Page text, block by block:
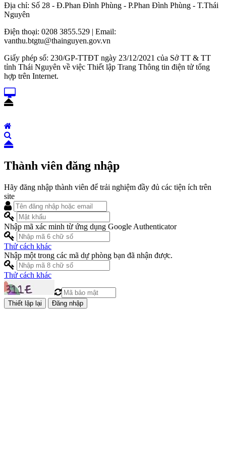
Địa chỉ: Số 28 - Đ.Phan Đình Phùng - P.Phan Đình Phùng - T.Thái
Nguyên
Điện thoại: 0208 3855.529 | Email:
vanthu.btgtu@thainguyen.gov.vn
Giấy phép số: 230/GP-TTĐT ngày 23/12/2021 của Sở TT & TT
tỉnh Thái Nguyên về việc Thiết lập Trang Thông tin điện tử tổng
hợp trên Internet.
Thành viên đăng nhập
Hãy đăng nhập thành viên để trải nghiệm đầy đủ các tiện ích trên
site
Nhập mã xác minh từ ứng dụng Google Authenticator
Thử cách khác
Nhập một trong các mã dự phòng bạn đã nhận được.
Thử cách khác
Đăng nhập